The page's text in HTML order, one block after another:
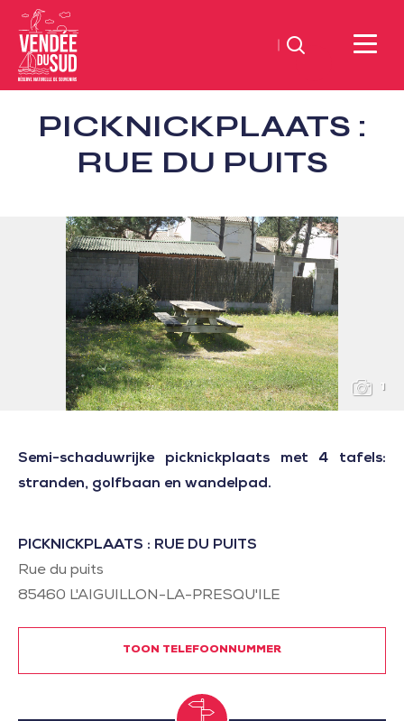
Sud
Vendée
ToerismeVVV-
Zoeken
PICKNICKPLAATS :
RUE DU PUITS
1
Semi-schaduwrijke picknickplaats met 4 tafels:
stranden, golfbaan en wandelpad.
PICKNICKPLAATS : RUE DU PUITS
Rue du puits
85460 L'AIGUILLON-LA-PRESQU'ILE
TOON TELEFOONNUMMER